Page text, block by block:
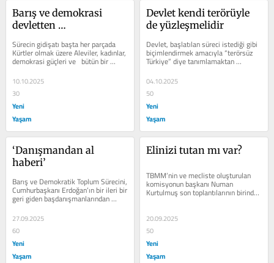
Barış ve demokrasi
devletten
değerlidir
Sürecin gidişatı başta her parçada
Kürtler olmak üzere Aleviler, kadınlar,
demokrasi güçleri ve   bütün bir
toplumun ilgi odağı olmaya...
10.10.2025
30
Yeni
Yaşam
Devlet kendi terörüyle
de yüzleşmelidir
Devlet, başlatılan süreci istediği gibi
biçimlendirmek amacıyla “terörsüz
Türkiye” diye tanımlamaktan
vazgeçmiyor. Bu tanımlamayla...
04.10.2025
50
Yeni
Yaşam
‘Danışmandan al
haberi’
Barış ve Demokratik Toplum Sürecini,
Cumhurbaşkanı Erdoğan’ın bir ileri bir
geri giden başdanışmanlarından
Mehmet Uçum’un...
27.09.2025
60
Yeni
Yaşam
Elinizi tutan mı var?
TBMM’nin ve mecliste oluşturulan
komisyonun başkanı Numan
Kurtulmuş son toplantılarının birinde
“elimizi çabuk tutmamız gerekiyor”
20.09.2025
50
Yeni
Yaşam